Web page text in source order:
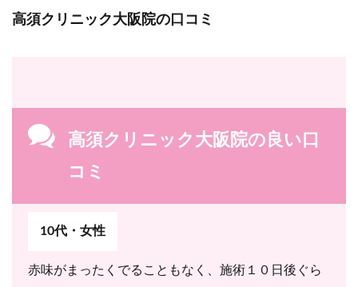
高須クリニック大阪院の口コミ
高須クリニック大阪院の良い口
コミ
10代・女性
赤味がまったくでることもなく、施術１０日後ぐら